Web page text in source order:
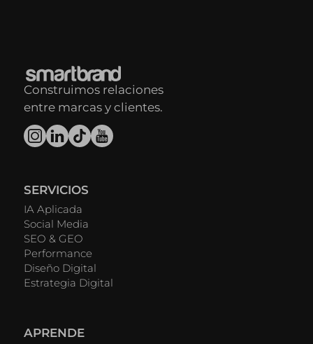
Construimos relaciones
entre marcas y clientes.
SERVICIOS
IA Aplicada
Social Media
SEO & GEO
Performance
Diseño Digital
Estrategia Digital
APRENDE